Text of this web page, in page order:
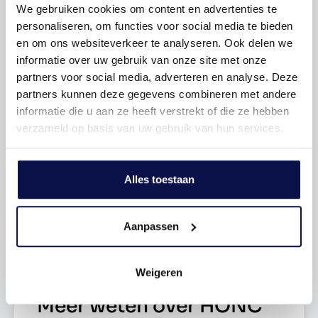
We gebruiken cookies om content en advertenties te
personaliseren, om functies voor social media te bieden
en om ons websiteverkeer te analyseren. Ook delen we
informatie over uw gebruik van onze site met onze
partners voor social media, adverteren en analyse. Deze
partners kunnen deze gegevens combineren met andere
informatie die u aan ze heeft verstrekt of die ze hebben
verzameld op basis van uw gebruik van hun services.
Alles toestaan
Aanpassen
Weigeren
Modern wonen zonder klussen
De tussenappartementen in Honc zijn ontworpen voor
mensen die vooruit willen. Geen maandenlang klussen of
keuzes maken over vloeren en afwerking, maar direct
een sfeervolle basis waar alles klopt. De appartementen
zijn volledig afgewerkt met een moderne keuken, strak
tegelwerk, luxe sanitair, stijlvolle verlichting én een
warme pvc-vloer in licht eikenlook. Zelfs de wand- en
plafondafwerking is al verzorgd in een rustige, moderne
kleurstelling.
Slim ingedeeld en verrassend ruim
ruim, licht en comfortabel aan. De living vormt het hart
werken of gezellig te koken met vrienden. De open
Aantal slaapkamers 1 Slaapkamers
Tuin
Garage type Geen garage
Verwarming
Energielabel A
Meer weten over HONC